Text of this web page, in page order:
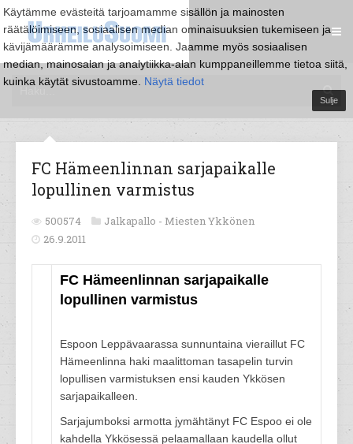
Käytämme evästeitä tarjoamamme sisällön ja mainosten
räätälöimiseen, sosiaalisen median ominaisuuksien tukemiseen ja
kävijämäärämme analysoimiseen. Jaamme myös sosiaalisen
median, mainosalan ja analytiikka-alan kumppaneillemme tietoa siitä,
kuinka käytät sivustoamme. Näytä tiedot
Sulje
FC Hämeenlinnan sarjapaikalle
lopullinen varmistus
500574 Jalkapallo - Miesten Ykkönen
26.9.2011
FC Hämeenlinnan sarjapaikalle
lopullinen varmistus
Espoon Leppävaarassa sunnuntaina vieraillut FC
Hämeenlinna haki maalittoman tasapelin turvin
lopullisen varmistuksen ensi kauden Ykkösen
sarjapaikalleen.
Sarjajumboksi armotta jymähtänyt FC Espoo ei ole
kahdella Ykkösessä pelaamallaan kaudella ollut